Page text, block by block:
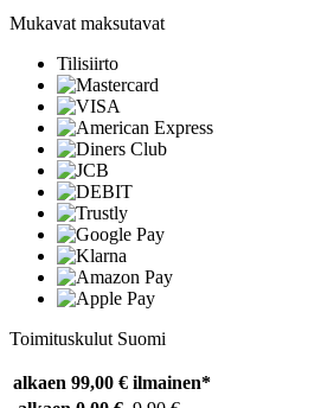
Mukavat maksutavat
Tilisiirto
Toimituskulut Suomi
alkaen 99,00 € ilmainen*